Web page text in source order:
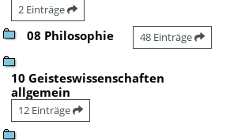
2 Einträge
08 Philosophie 48 Einträge
10 Geisteswissenschaften
allgemein
12 Einträge